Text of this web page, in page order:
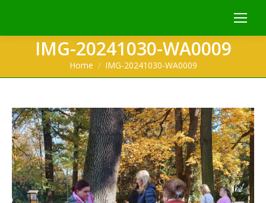
IMG-20241030-WA0009
You are here:
Home IMG-20241030-WA0009